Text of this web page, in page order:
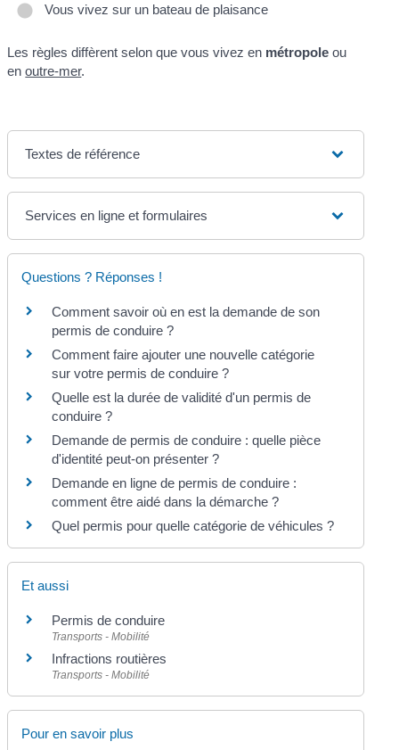
Vous vivez sur un bateau de plaisance
Les règles diffèrent selon que vous vivez en métropole ou
enoutre-mer.
Textes de référence
Services en ligne et formulaires
Questions ? Réponses !
Comment savoir où en est la demande de son
permis de conduire ?
Comment faire ajouter une nouvelle catégorie
sur votre permis de conduire ?
Quelle est la durée de validité d'un permis de
conduire ?
Demande de permis de conduire : quelle pièce
d'identité peut-on présenter ?
Demande en ligne de permis de conduire :
comment être aidé dans la démarche ?
Quel permis pour quelle catégorie de véhicules ?
Et aussi
Permis de conduire
Transports - Mobilité
Infractions routières
Transports - Mobilité
Pour en savoir plus